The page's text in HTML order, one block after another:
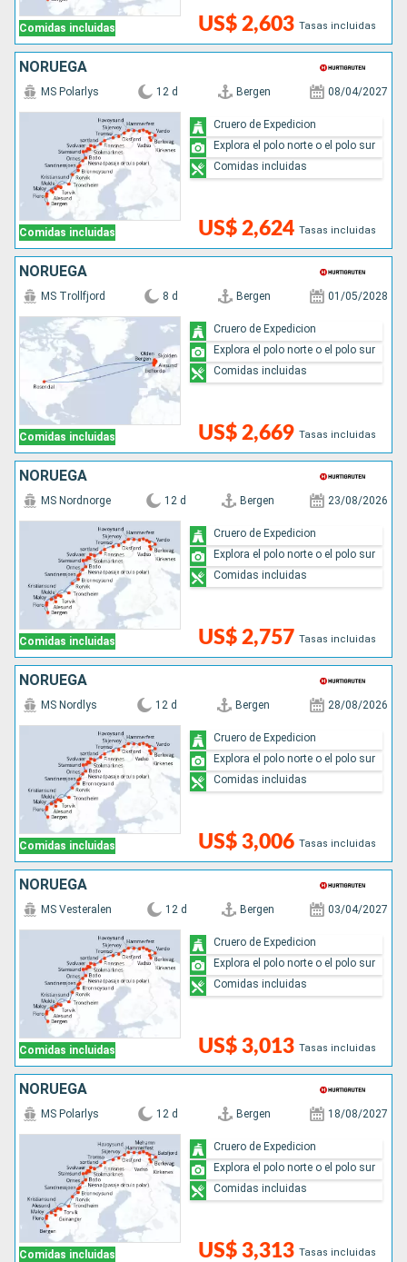
Comidas incluidas US$ 2,603 Tasas incluidas
NORUEGA
Comidas incluidas
MS Polarlys 12 d Bergen 08/04/2027
US$ 2,624 Tasas incluidas
Cruero de Expedicion
Explora el polo norte o el polo sur
Comidas incluidas
NORUEGA
Comidas incluidas
MS Trollfjord 8 d Bergen 01/05/2028
US$ 2,669 Tasas incluidas
Cruero de Expedicion
Explora el polo norte o el polo sur
Comidas incluidas
NORUEGA
Comidas incluidas
MS Nordnorge 12 d Bergen 23/08/2026
US$ 2,757 Tasas incluidas
Cruero de Expedicion
Explora el polo norte o el polo sur
Comidas incluidas
NORUEGA
Comidas incluidas
MS Nordlys 12 d Bergen 28/08/2026
US$ 3,006 Tasas incluidas
Cruero de Expedicion
Explora el polo norte o el polo sur
Comidas incluidas
NORUEGA
Comidas incluidas
MS Vesteralen 12 d Bergen 03/04/2027
US$ 3,013 Tasas incluidas
Cruero de Expedicion
Explora el polo norte o el polo sur
Comidas incluidas
NORUEGA
Comidas incluidas
MS Polarlys 12 d Bergen 18/08/2027
US$ 3,313 Tasas incluidas
Cruero de Expedicion
Explora el polo norte o el polo sur
Comidas incluidas